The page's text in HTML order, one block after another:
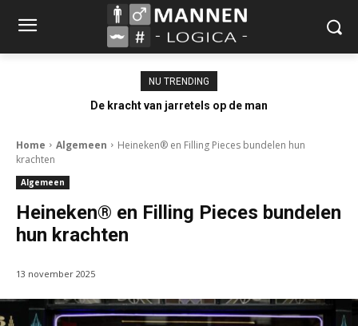
NU TRENDING
De kracht van jarretels op de man
Home Algemeen
Heineken® en Filling Pieces bundelen hun
krachten
Algemeen
Heineken® en Filling Pieces bundelen
hun krachten
13 november 2025